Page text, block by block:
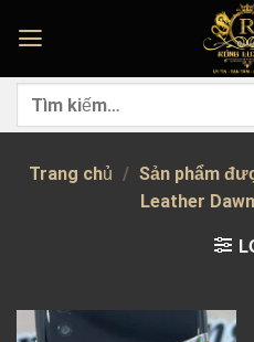
Tìm
Trang chủ / Sản phẩm
Leather